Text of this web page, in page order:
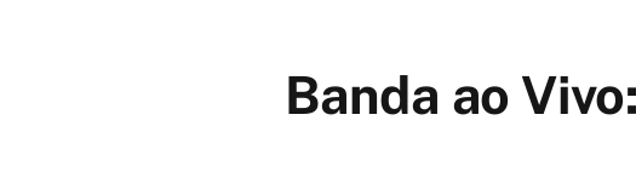
Banda ao